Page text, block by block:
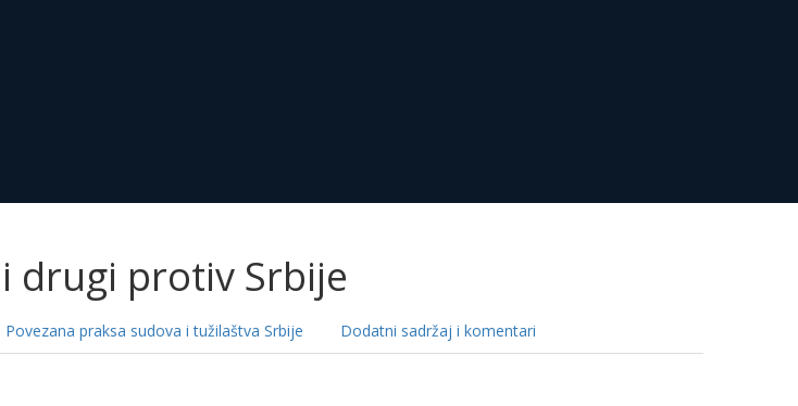
drugi protiv Srbije
Povezana praksa sudova i tužilaštva Srbije Dodatni sadržaj i komentari